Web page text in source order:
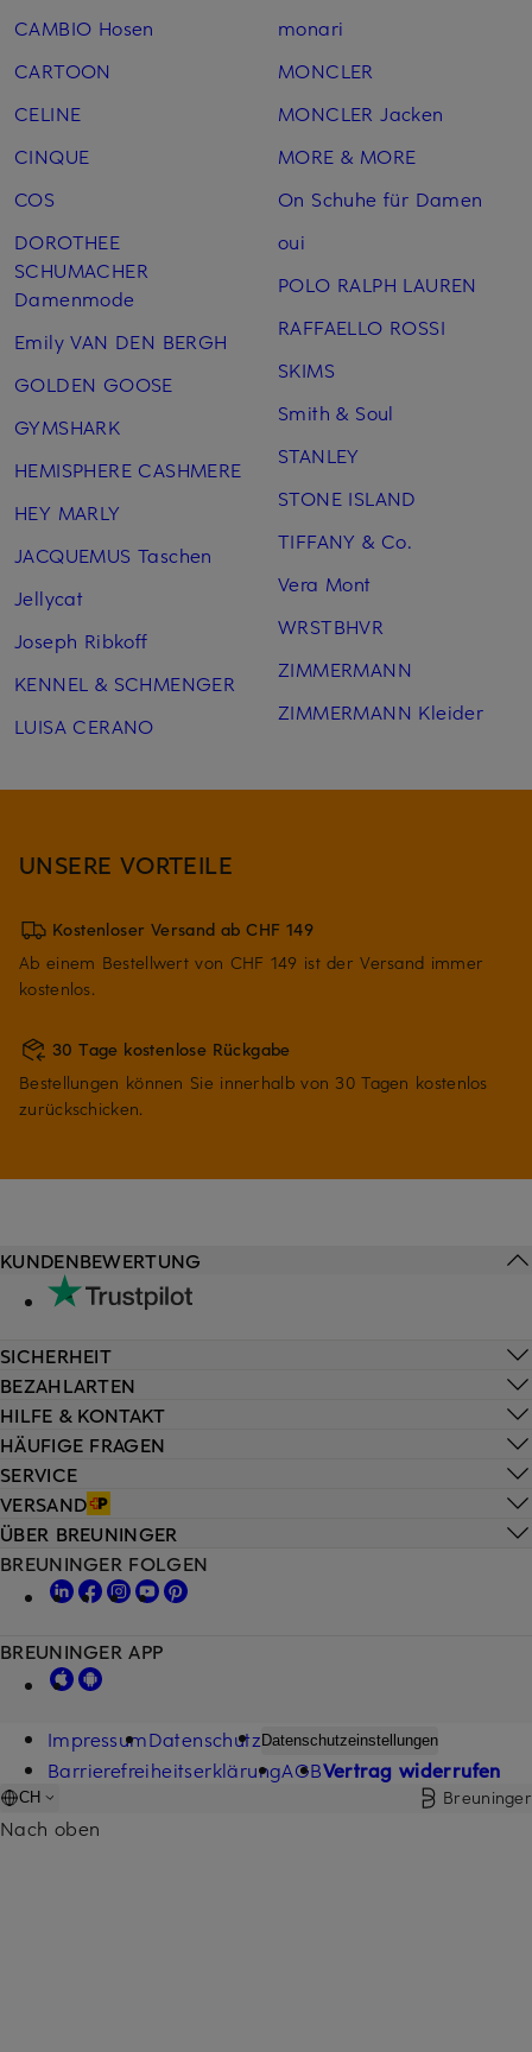
CAMBIO Hosen
CARTOON
CELINE
CINQUE
COS
DOROTHEE
SCHUMACHER
Damenmode
Emily VAN DEN BERGH
GOLDEN GOOSE
GYMSHARK
HEMISPHERE CASHMERE
HEY MARLY
JACQUEMUS Taschen
Jellycat
Joseph Ribkoff
KENNEL & SCHMENGER
LUISA CERANO
monari
MONCLER
MONCLER Jacken
MORE & MORE
On Schuhe für Damen
oui
POLO RALPH LAUREN
RAFFAELLO ROSSI
SKIMS
Smith & Soul
STANLEY
STONE ISLAND
TIFFANY & Co.
Vera Mont
WRSTBHVR
ZIMMERMANN
ZIMMERMANN Kleider
UNSERE VORTEILE
Kostenloser Versand ab CHF 149
Ab einem Bestellwert von CHF 149 ist der Versand immer
kostenlos.
30 Tage kostenlose Rückgabe
Bestellungen können Sie innerhalb von 30 Tagen kostenlos
zurückschicken.
HILFE & KONTAKT
HÄUFIGE FRAGEN
SERVICE
VERSAND
KUNDENBEWERTUNG
SICHERHEIT
BEZAHLARTEN
ÜBER BREUNINGER
BREUNINGER FOLGEN
BREUNINGER APP
ImpressumDatenschutz Datenschutzeinstellungen
BarrierefreiheitserklärungAGBVertrag widerrufen
CH Breuninger
Nach oben